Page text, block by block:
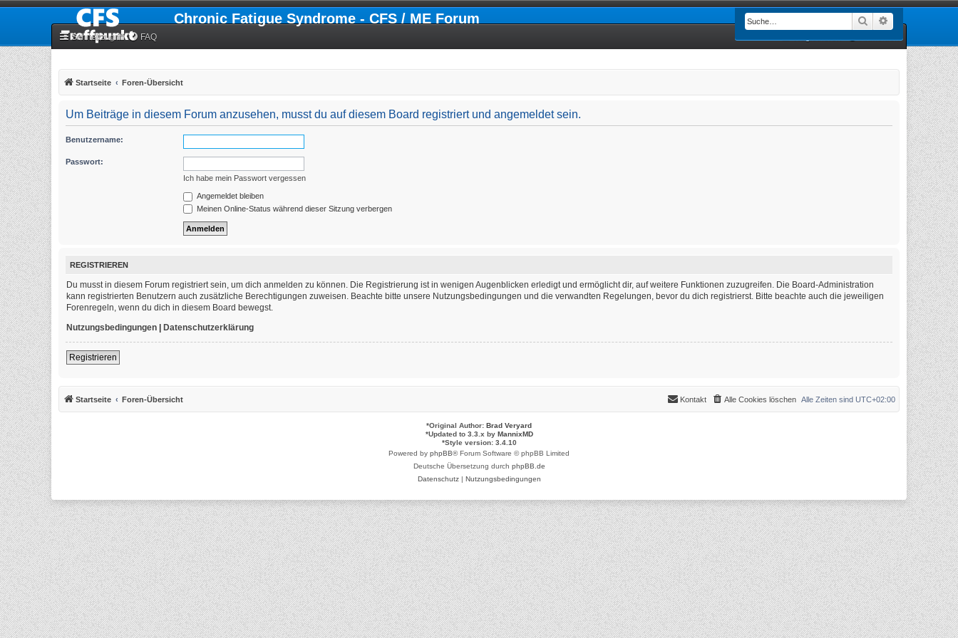
Chronic Fatigue Syndrome - CFS / ME Forum Suche
Schnellzugriff FAQ
Startseite Foren-Übersicht
Um Beiträge in diesem Forum anzusehen, musst du auf diesem Board registriert und angemeldet sein.
Benutzername:
Passwort:
Ich habe mein Passwort vergessen
Angemeldet bleiben
Meinen Online-Status während dieser Sitzung verbergen
REGISTRIEREN
Du musst in diesem Forum registriert sein, um dich anmelden zu können. Die Registrierung ist in wenigen Augenblicken erledigt und ermöglicht dir, auf weitere Funktionen zuzugreifen. Die Board-Administration
kann registrierten Benutzern auch zusätzliche Berechtigungen zuweisen. Beachte bitte unsere Nutzungsbedingungen und die verwandten Regelungen, bevor du dich registrierst. Bitte beachte auch die jeweiligen
Forenregeln, wenn du dich in diesem Board bewegst.
Nutzungsbedingungen | Datenschutzerklärung
Registrieren
Startseite Foren-Übersicht Alle Zeiten sind UTC+02:00
Alle Cookies löschen
Kontakt
*Original Author: Brad Veryard
*Updated to 3.3.x by MannixMD
*Style version: 3.4.10
Powered by phpBB® Forum Software © phpBB Limited
Deutsche Übersetzung durch phpBB.de
Datenschutz| Nutzungsbedingungen